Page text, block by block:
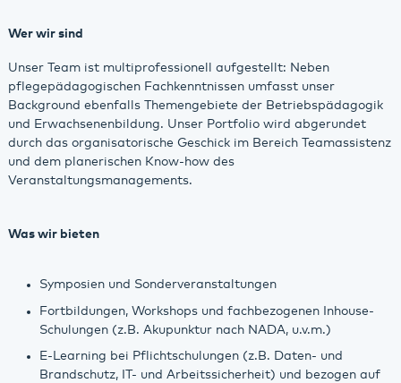
Wer wir sind
Unser Team ist multiprofessionell aufgestellt: Neben
pflegepädagogischen Fachkenntnissen umfasst unser
Background ebenfalls Themengebiete der Betriebspädagogik
und Erwachsenenbildung. Unser Portfolio wird abgerundet
durch das organisatorische Geschick im Bereich Teamassistenz
und dem planerischen Know-how des
Veranstaltungsmanagements.
Was wir bieten
Symposien und Sonderveranstaltungen
Fortbildungen, Workshops und fachbezogenen Inhouse-
Schulungen (z.B. Akupunktur nach NADA, u.v.m.)
E-Learning bei Pflichtschulungen (z.B. Daten- und
Brandschutz, IT- und Arbeitssicherheit) und bezogen auf